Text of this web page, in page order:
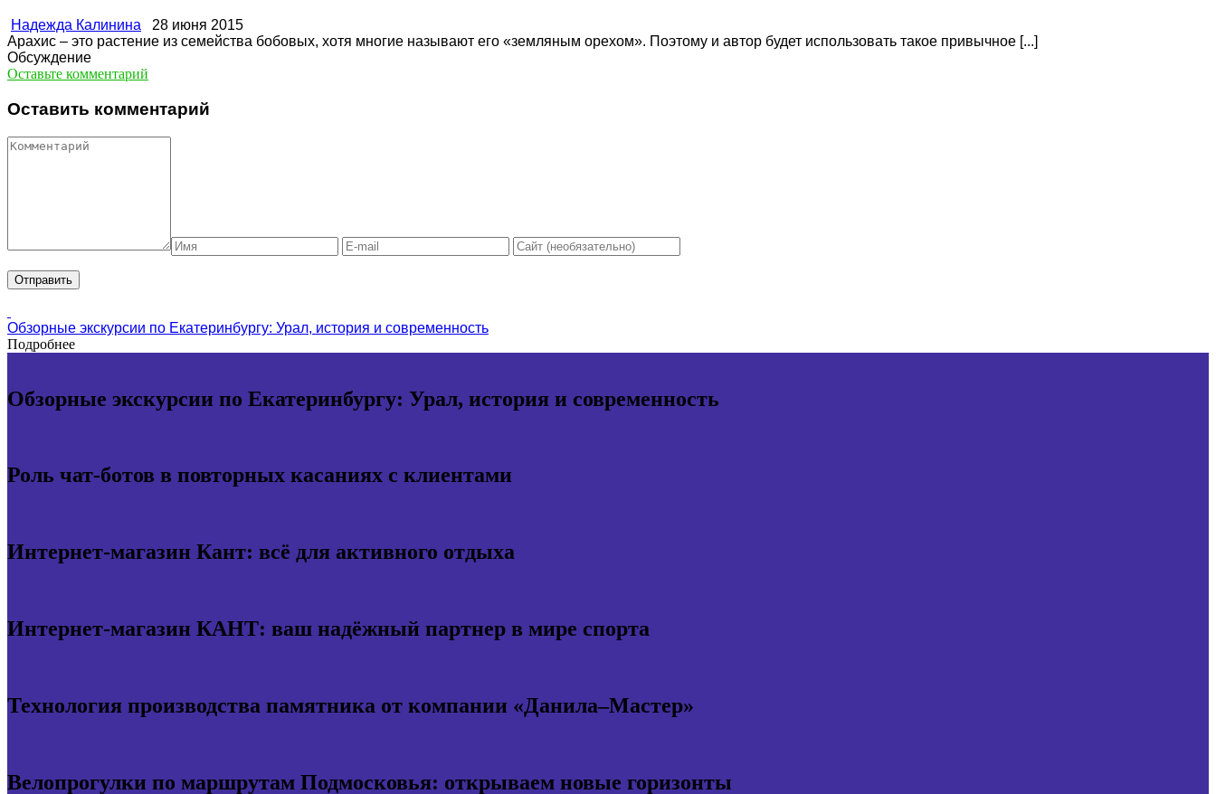
Надежда Калинина 28 июня 2015
Арахис – это растение из семейства бобовых, хотя многие называют его «земляным орехом». Поэтому и автор будет использовать такое привычное [...]
Обсуждение
Оставьте комментарий
Оставить комментарий
Обзорные экскурсии по Екатеринбургу: Урал, история и современность
Подробнее
Обзорные экскурсии по Екатеринбургу: Урал, история и современность
Роль чат-ботов в повторных касаниях с клиентами
Интернет-магазин Кант: всё для активного отдыха
Интернет-магазин КАНТ: ваш надёжный партнер в мире спорта
Технология производства памятника от компании «Данила–Мастер»
Велопрогулки по маршрутам Подмосковья: открываем новые горизонты